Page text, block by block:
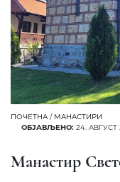
ПОЧЕТНА / МАНАСТИРИ
ОБЈАВЉЕНО: 24. АВГУСТ
Манастир